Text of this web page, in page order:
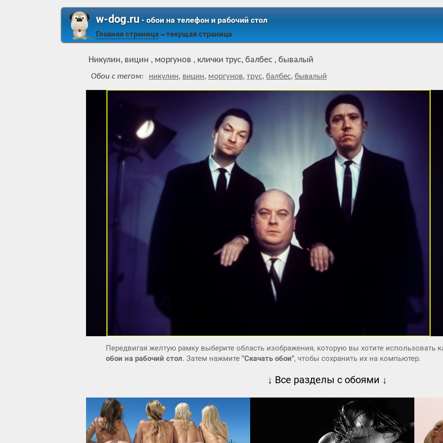
w-dog.ru- обои на телефон и рабочий стол
Главная страница ⇒ текущая страница
Никулин, вицин , моргунов , клички трус, балбес , бывалый
Обои с тегом: никулин, вицин, моргунов, трус, балбес, бывалый
Передвигая желтую рамку выберите область изображения, которую вы хотите использовать
обои на рабочий стол. Затем нажмите "Скачать обои", чтобы сохранить их на компьютер.
↓ Все разделы с обоями ↓